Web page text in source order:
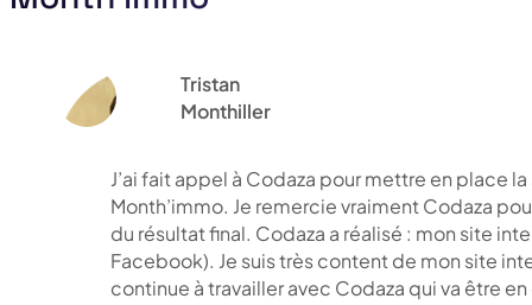
Tristan
Monthiller
J’ai fait appel à Codaza pour mettre en place
Month’immo. Je remercie vraiment Codaza
du résultat final. Codaza a réalisé : mon site
Facebook). Je suis très content de mon site
continue à travailler avec Codaza qui va être